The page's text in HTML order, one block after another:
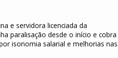
e servidora licenciada da
paralisação desde o início e cobra
isonomia salarial e melhorias nas